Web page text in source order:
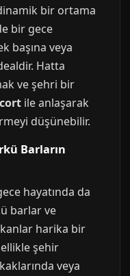
bir ortama
bir gece
başına veya
Hatta
ve şehri bir
ile anlaşarak
düşünebilir.
Barların
hayatında da
barlar ve
harika bir
şehir
veya